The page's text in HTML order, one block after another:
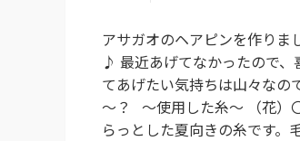
アサガオのヘアピンを作り
♪ 最近あげてなかったので
てあげたい気持ちは山々な
～？ ～使用した糸～ （花）
らっとした夏向きの糸です